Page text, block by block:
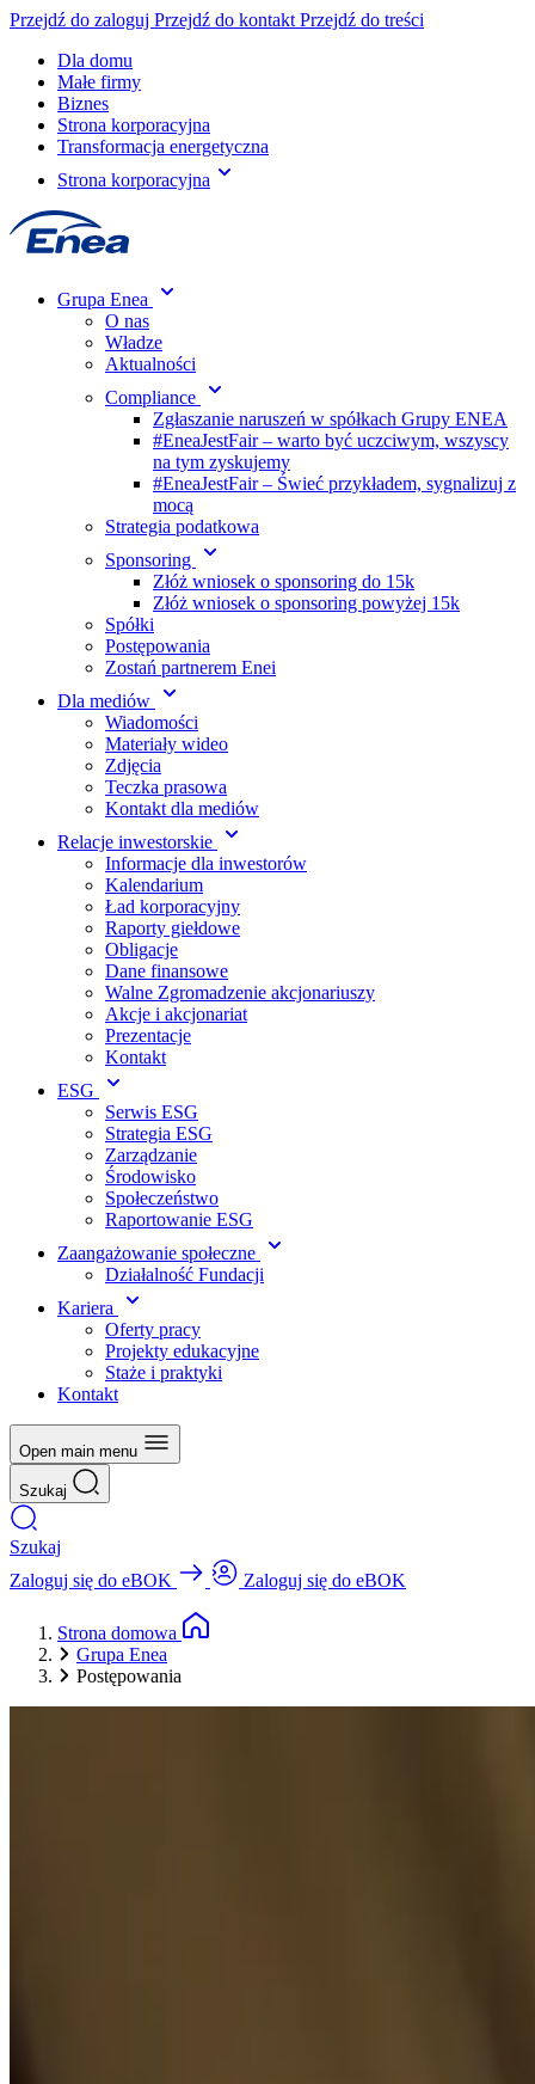
Przejdź do zaloguj Przejdź do kontakt Przejdź do treści
Dla domu
Małe firmy
Biznes
Strona korporacyjna
Transformacja energetyczna
Strona korporacyjna
Grupa Enea
O nas
Władze
Aktualności
Compliance
Zgłaszanie naruszeń w spółkach Grupy ENEA
#EneaJestFair – warto być uczciwym, wszyscy
na tym zyskujemy
#EneaJestFair – Świeć przykładem, sygnalizuj z
mocą
Strategia podatkowa
Sponsoring
Złóż wniosek o sponsoring do 15k
Złóż wniosek o sponsoring powyżej 15k
Spółki
Postępowania
Zostań partnerem Enei
Dla mediów
Wiadomości
Materiały wideo
Zdjęcia
Teczka prasowa
Kontakt dla mediów
Relacje inwestorskie
Informacje dla inwestorów
Kalendarium
Ład korporacyjny
Raporty giełdowe
Obligacje
Dane finansowe
Walne Zgromadzenie akcjonariuszy
Akcje i akcjonariat
Prezentacje
Kontakt
ESG
Serwis ESG
Strategia ESG
Zarządzanie
Środowisko
Społeczeństwo
Raportowanie ESG
Zaangażowanie społeczne
Działalność Fundacji
Kariera
Oferty pracy
Projekty edukacyjne
Staże i praktyki
Kontakt
Open main menu
Szukaj
Szukaj
Zaloguj się do eBOK
Zaloguj się do eBOK
Strona domowa
Grupa Enea
Postępowania